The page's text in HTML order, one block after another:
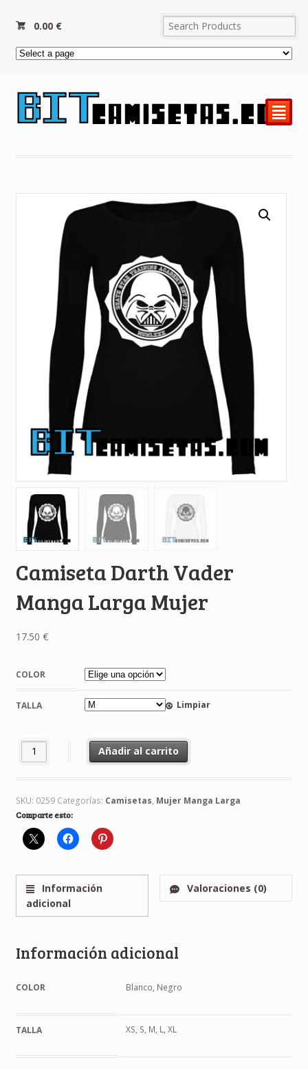
0.00 €
²
Camiseta Darth Vader
Manga Larga Mujer
17.50 €
COLOR
TALLA Limpiar
Camiseta Darth Vader Manga Larga Mujer cantidad
Añadir al carrito
SKU: 0259 Categorías: Camisetas, Mujer Manga Larga
Comparte esto:
Información
adicional
Valoraciones (0)
Información adicional
COLOR Blanco, Negro
TALLA XS, S, M, L, XL